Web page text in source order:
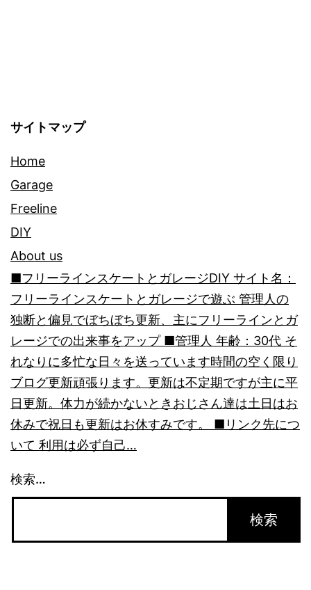
ン
サイトマップ
Home
Garage
Freeline
DIY
About us
■フリーラインスケートとガレージDIY サイト名：
フリーラインスケートとガレージで遊ぶ 管理人の
独断と偏見でぼちぼち更新、主にフリーラインとガ
レージでの出来事をアップ ■管理人 年齢：30代 そ
れなりに多忙な日々を送っています時間の空く限り
ブログ更新頑張ります。更新は不定期ですが主に平
日更新。体力が続かないときおじさん達は土日はお
休みで祝日も更新はお休すみです。 ■リンク先につ
いて 利用は必ず自己…
検索…